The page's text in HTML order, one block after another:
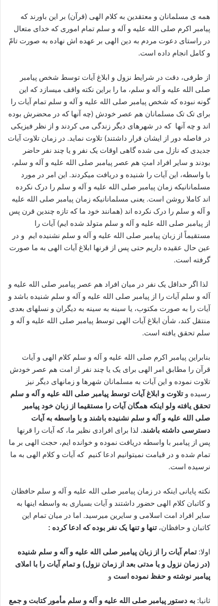
همه ی مسلمانان و معتقدین به کلام الهی (قرآن) بر این باورند که
پیامبر اکرم صلی الله علیه و آله و سلم تمام اموری که خدای متعال
در راستای دعوت مردم به دین الهی بر عهده اش نهاده به صورت تامّ
و کامل انجام داده است.
از طرفی، دقت در شرایط نزول و ابلاغ آیات توسط شخص پیامبر
صلی الله علیه و آله و سلم، ما را براین نکته واقف میسازد که این
گونه نبوده که شخص پیامبر صلی الله علیه و آله و سلم تمام آیات را
برای تک تک مسلمانان هم عصر خودش (چه آنها که در محضرش بوده
اند و چه آنها که در شهرهای دیگر زندگی می کردند و از نظر فیزیکی
در فاصله دور از ایشان قرار داشتند) تلاوت نماید. در زمان تلاوت آیات
جدیدی که نازل می شده گاهی اوقات یک نفر و یا چند نفر حاضر
بودند و سایر افراد امتِ هم عصر پیامبر صلی الله علیه و آله و سلم،
با واسطه، این آیات را شنیده و دریافت میکردند. این امر در مورد
مسلمانانیکه زمان پیامبر صلی الله علیه و آله و سلم را درک نکرده
اند کاملا روشن است. یعنی مسلمانانیکه زمان پیامبر صلی الله علیه
و آله و سلم را درک نکرده اند (همانند خود ما که تازه چندین قرن پس
از پیامبر صلی الله علیه و آله و سلم متولد شده ایم) آیات را
مستقیماً از زبان پیامبر صلی الله علیه و آله و سلم نشنیده ایم و در
عین حال عقیده داریم حتی پس از قرنها ابلاغ آیات الهی به ما صورت
گرفته است.
لذا اگر حداقل یک نفر در میان افراد هم عصر پیامبر صلی الله علیه و
آله و سلم آیات را از پیامبر صلی الله علیه و آله و سلم شنیده باشد و
آیات را به صورت مکتوب، یا سینه به سینه به دیگران و نسلهای بعدی
منتقل کند، شأن ابلاغ آیات الهی توسط پیامبر صلی الله علیه و آله و
سلم تحقق یافته است.
بنابراین پیامبر اکرم صلی الله علیه و آله و سلم کلام الهی و آیات
قرآن را مطابق امر الهی برای یک یا چند نفر از امت هم عصر خودش
تلاوت نموده و این آیات به مسلمانان شهرها و زمانهای دیگر نیز
رسیده وتلاوت و ابلاغ آیات توسط پیامبر صلی الله علیه و آله و سلم
تحقق یافته ولو اینکه همگان آیات را مستقیما از زبان خود پیامبر
صلی الله علیه و آله و سلم نشنیده باشند و با واسطه به آیات
دسترسی داشته باشند. لذا برای افرادی نظیر ما، که آیات را قرنها
پس از پیامبر با واسطه دریافت نموده و خوانده ایم، حجت الهی بر ما
تمام شده و در قیامت نمیتوانیم ادعا کنیم که آیات و کلام الهی به ما
نرسیده است.
نکته پایانی اینکه در زمان پیامبر صلی الله علیه و آله و سلم حافظان
و کاتبان کلام الهی حضور داشتند و آیات بسیاری به واسطه اینها به
سایر افراد امت اسلامی و سایرین میرسید. اما در میان تمام این
کاتبان و حافظان،تنها و تنها یک نفر بوده که ادعا کرده :
اولا:تمام آیات را از زبان پیامبر صلی الله علیه و آله و سلم شنیده
(در زمان نزول و یا مدتی بعد از زمان نزول) و تمام آیات را با املای
پیامبر نوشته و حفظ نموده است و
ثانیا: به دستور پیامبر صلی الله علیه و آله و سلم مأمور کتابت و جمع